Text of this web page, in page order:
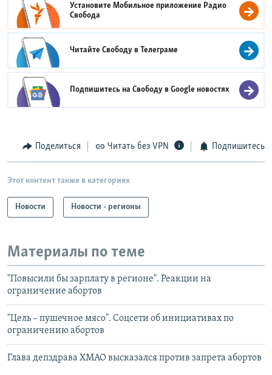
Установите Мобильное приложение Радио
Свобода
Читайте Свободу вТелеграме
Подпишитесь на Свободу вGoogle новостях
Поделиться Читать без VPN Подпишитесь
Этот контент также в категориях
Новости Новости - регионы
Материалы по теме
"Повысили бы зарплату в регионе". Реакции на
ограничение абортов
"Цель – пушечное мясо". Соцсети об инициативах по
ограничению абортов
Глава депздрава ХМАО высказался против запрета абортов